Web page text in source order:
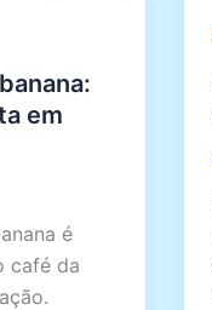
em
é
café da